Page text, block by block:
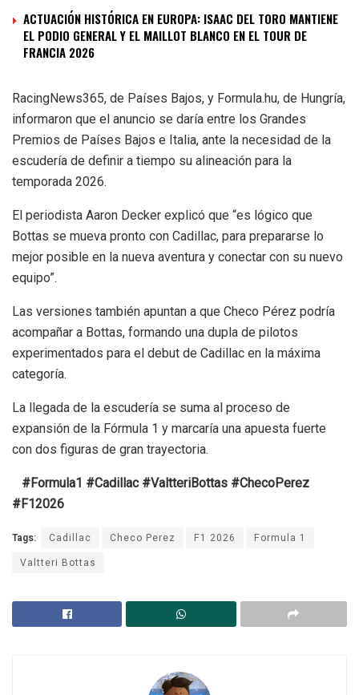
ACTUACIÓN HISTÓRICA EN EUROPA: ISAAC DEL TORO MANTIENE
EL PODIO GENERAL Y EL MAILLOT BLANCO EN EL TOUR DE
FRANCIA 2026
RacingNews365, de Países Bajos, y Formula.hu, de Hungría,
informaron que el anuncio se daría entre los Grandes
Premios de Países Bajos e Italia, ante la necesidad de la
escudería de definir a tiempo su alineación para la
temporada 2026.
El periodista Aaron Decker explicó que “es lógico que
Bottas se mueva pronto con Cadillac, para prepararse lo
mejor posible en la nueva aventura y conectar con su nuevo
equipo”.
Las versiones también apuntan a que Checo Pérez podría
acompañar a Bottas, formando una dupla de pilotos
experimentados para el debut de Cadillac en la máxima
categoría.
La llegada de la escudería se suma al proceso de
expansión de la Fórmula 1 y marcaría una apuesta fuerte
con dos figuras de gran trayectoria.
#Formula1 #Cadillac #ValtteriBottas #ChecoPerez
#F12026
Tags: Cadillac Checo Perez F1 2026
Formula 1
Valtteri Bottas